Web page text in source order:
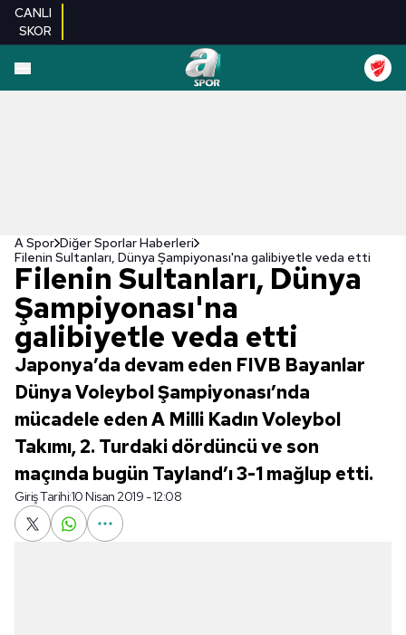
CANLI
SKOR
A Spor Diğer Sporlar Haberleri
Filenin Sultanları, Dünya Şampiyonası'na galibiyetle veda etti
Filenin Sultanları, Dünya
Şampiyonası'na
galibiyetle veda etti
Japonya’da devam eden FIVB Bayanlar
Dünya Voleybol Şampiyonası’nda
mücadele eden A Milli Kadın Voleybol
Takımı, 2. Turdaki dördüncü ve son
maçında bugün Tayland’ı 3-1 mağlup etti.
Giriş Tarihi:10 Nisan 2019 - 12:08